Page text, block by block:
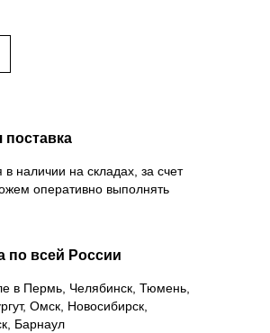
поставка
в наличии на складах, за счет
оперативно выполнять
по всей России
в Пермь, Челябинск, Тюмень,
Омск, Новосибирск,
Барнаул